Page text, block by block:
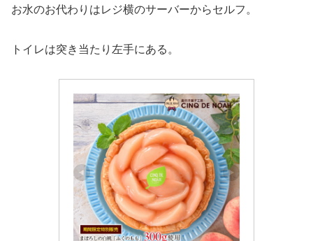
お水のお代わりはレジ横のサーバーからセルフ。
トイレは突き当たり左手にある。